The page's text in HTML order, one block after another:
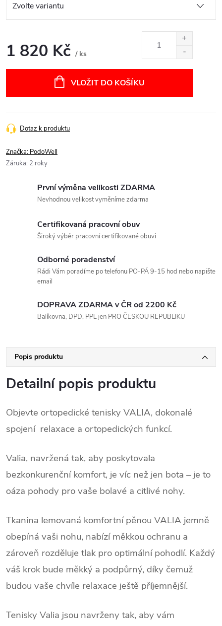
1 820 Kč / ks
VLOŽIT DO KOŠÍKU
Dotaz k produktu
Značka: PodoWell
Záruka: 2 roky
První výměna velikosti ZDARMA
Nevhodnou velikost vyměníme zdarma
Certifikovaná pracovní obuv
Široký výběr pracovní certifikované obuvi
Odborné poradenství
Rádi Vám poradíme po telefonu PO-PÁ 9-15 hod nebo napište
email
DOPRAVA ZDARMA v ČR od 2200 Kč
Balíkovna, DPD, PPL jen PRO ČESKOU REPUBLIKU
Popis produktu
Detailní popis produktu
Objevte ortopedické tenisky VALIA, dokonalé
spojení relaxace a ortopedických funkcí.
Valia, navržená tak, aby poskytovala
bezkonkurenční komfort, je víc než jen bota – je to
oáza pohody pro vaše bolavé a citlivé nohy.
Tkanina lemovaná komfortní pěnou VALIA jemně
obepíná vaši nohu, nabízí měkkou ochranu a
zároveň rozděluje tlak pro optimální pohodlí. Každý
váš krok bude měkký a podpůrný, díky čemuž
budou vaše chvíle relaxace ještě příjemnější.
Tenisky Valia jsou navrženy tak, aby vám